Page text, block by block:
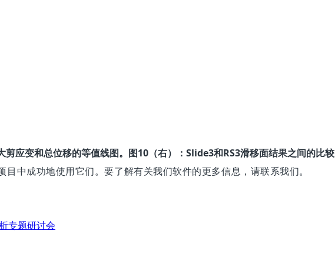
剪应变和总位移的等值线图。图10（右）：Slide3和RS3滑移面结果之间的比较
中成功地使用它们。要了解有关我们软件的更多信息，请联系我们。
专题研讨会